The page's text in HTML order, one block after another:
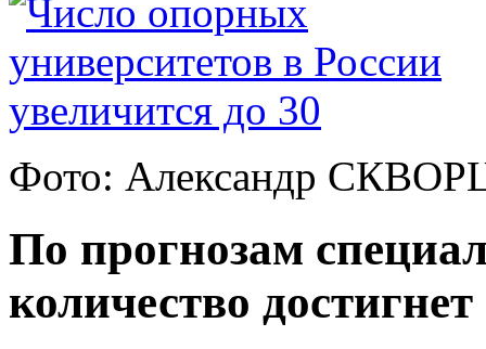
Фото: Александр
По прогнозам
количество достигнет